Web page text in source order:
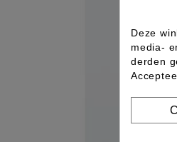
Deze
media-
derden